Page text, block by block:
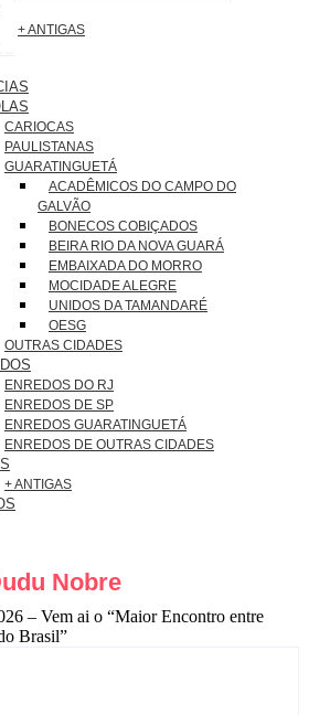
+ ANTIGAS
CARIOCAS
PAULISTANAS
GUARATINGUETÁ
ACADÊMICOS DO CAMPO DO
GALVÃO
BONECOS COBIÇADOS
BEIRA RIO DA NOVA GUARÁ
EMBAIXADA DO MORRO
MOCIDADE ALEGRE
UNIDOS DA TAMANDARÉ
OESG
OUTRAS CIDADES
ENREDOS DO RJ
ENREDOS DE SP
ENREDOS GUARATINGUETÁ
ENREDOS DE OUTRAS CIDADES
+ ANTIGAS
Nobre